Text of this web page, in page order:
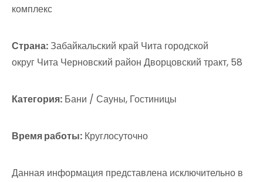
комплекс
Страна:Забайкальский край Чита городской
округ Чита Черновский район Дворцовский тракт, 58
Категория: Бани / Сауны, Гостиницы
Время работы: Круглосуточно
Данная информация представлена исключительно в